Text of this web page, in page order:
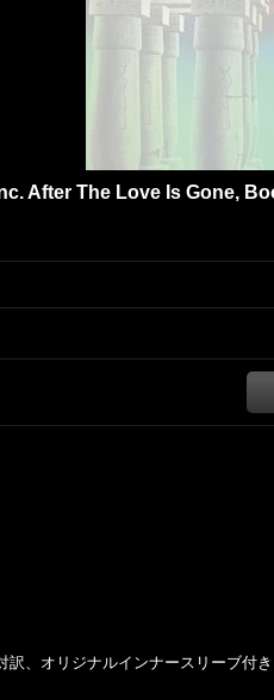
After The Love Is Gone,
訳、オリジナルインナースリーブ付